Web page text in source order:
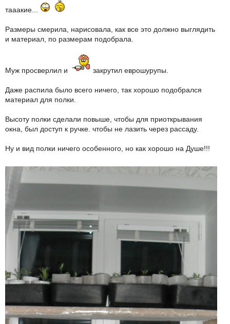
тааакие...
Размеры смерила, нарисовала, как все это должно выглядить
и материал, по размерам подобрала.
Муж просверлил и закрутил еврошурупы.
Даже распила было всего ничего, так хорошо подобрался
материал для полки.
Высоту полки сделали повыше, чтобы для приоткрывания
окна, был доступ к ручке. чтобы не лазить через рассаду.
Ну и вид полки ничего особенного, но как хорошо на Душе!!!